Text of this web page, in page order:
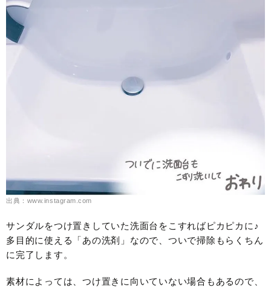
出典：www.instagram.com
サンダルをつけ置きしていた洗面台をこすればピカピカに♪
多目的に使える「あの洗剤」なので、ついで掃除もらくちん
に完了します。
素材によっては、つけ置きに向いていない場合もあるので、